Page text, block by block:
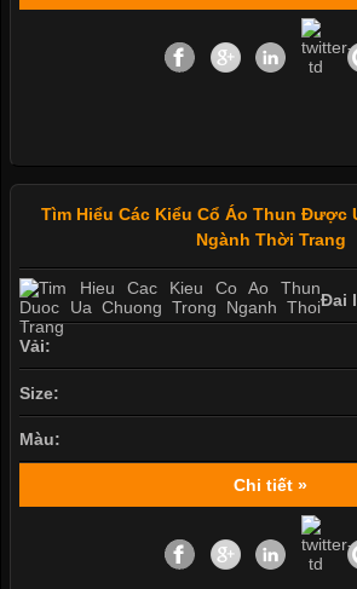
Tìm Hiểu Các Kiểu Cổ Áo Thun Được
Ngành Thời Trang
Đai
Vải:
Size:
Màu:
Chi tiết »